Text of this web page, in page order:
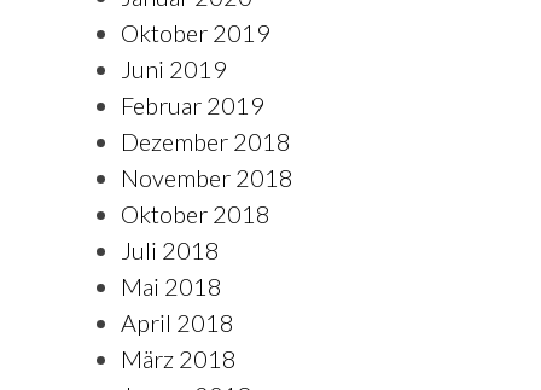
Oktober 2019
Juni 2019
Februar 2019
Dezember 2018
November 2018
Oktober 2018
Juli 2018
Mai 2018
April 2018
März 2018